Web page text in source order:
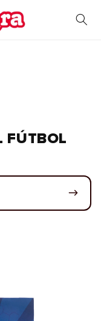
FÚTBOL